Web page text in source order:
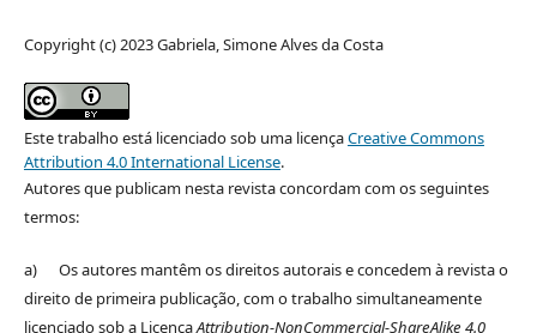
Copyright (c) 2023 Gabriela, Simone Alves da Costa
Este trabalho está licenciado sob uma licençaCreative Commons
Attribution 4.0 International License.
Autores que publicam nesta revista concordam com os seguintes
termos:
a) Os autores mantêm os direitos autorais e concedem à revista o
direito de primeira publicação, com o trabalho simultaneamente
licenciado sob a LicençaAttribution-NonCommercial-ShareAlike 4.0